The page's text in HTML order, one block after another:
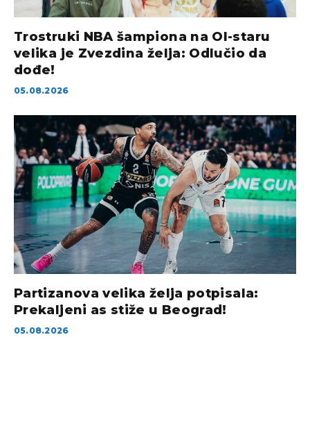
Trostruki NBA šampiona na Ol-staru
velika je Zvezdina želja: Odlučio da
dođe!
05.08.2026
Partizanova velika želja potpisala:
Prekaljeni as stiže u Beograd!
05.08.2026